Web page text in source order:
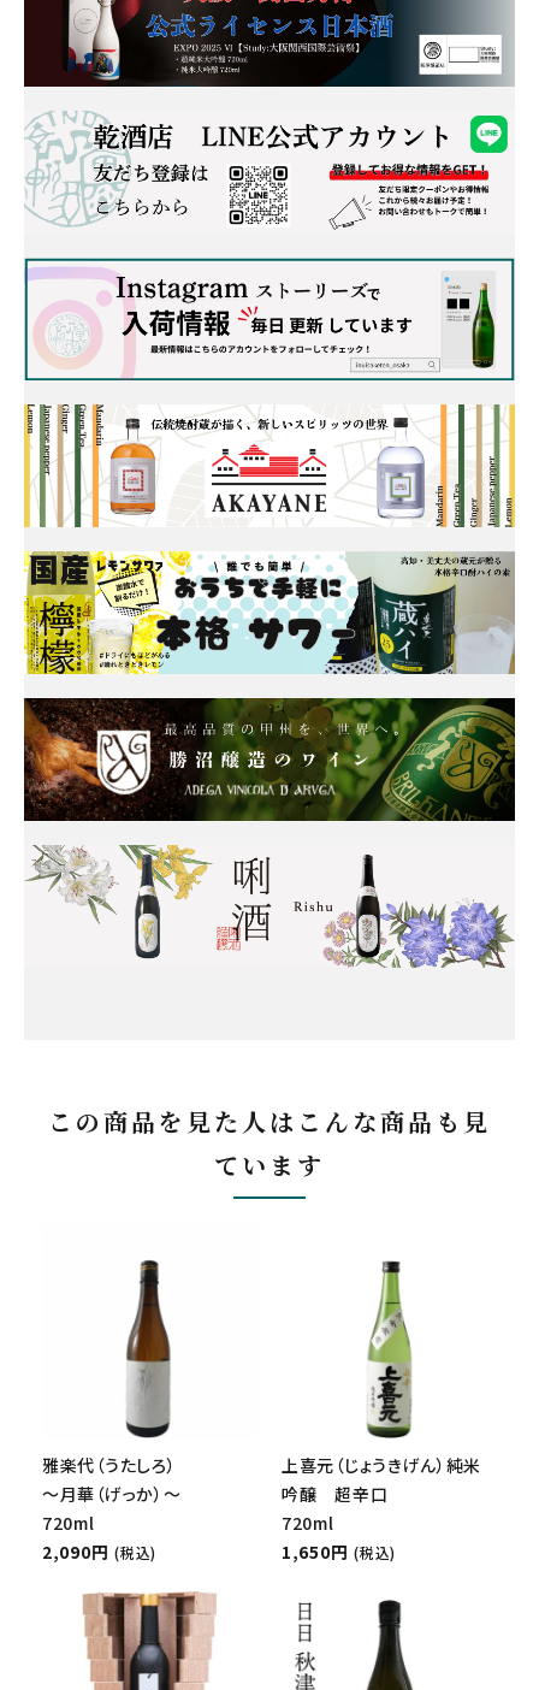
この商品を見た人はこんな商品も見
ています
雅楽代（うたしろ）
～月華（げっか）～
720ml
2,090円 (税込)
上喜元（じょうきげん）純米
吟醸 超辛口
720ml
1,650円 (税込)